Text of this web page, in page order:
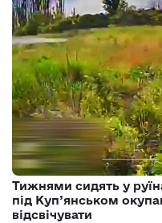
Тижнями сидять у
під Куп’янськом
відсвічувати